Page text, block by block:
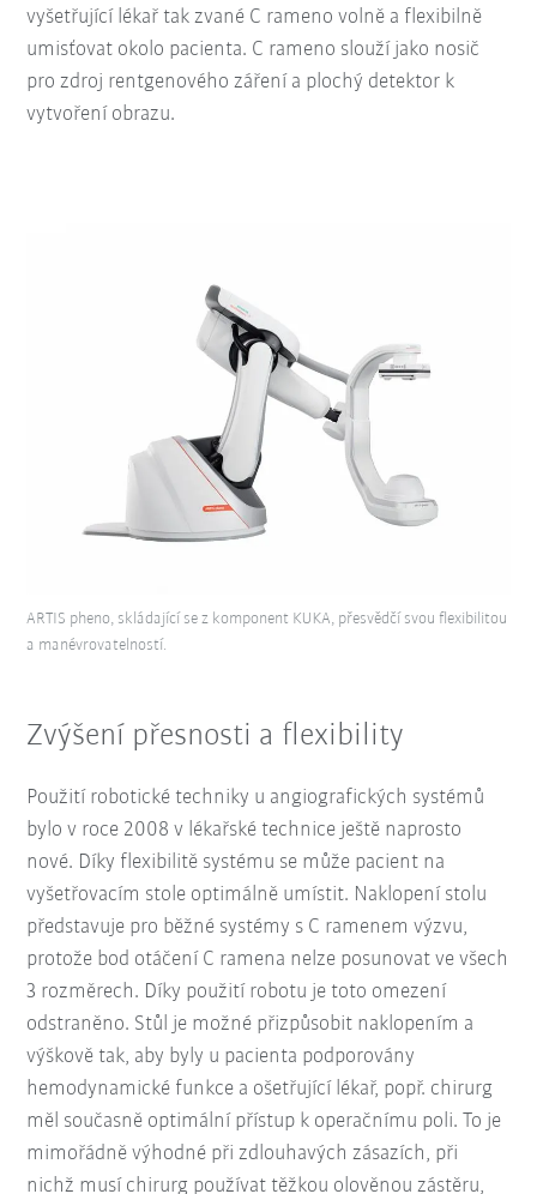
vyšetřující lékař tak zvané C rameno volně a flexibilně
umisťovat okolo pacienta. C rameno slouží jako nosič
pro zdroj rentgenového záření a plochý detektor k
vytvoření obrazu.
ARTIS pheno, skládající se z komponent KUKA, přesvědčí svou flexibilitou
a manévrovatelností.
Zvýšení přesnosti a flexibility
Použití robotické techniky u angiografických systémů
bylo v roce 2008 v lékařské technice ještě naprosto
nové. Díky flexibilitě systému se může pacient na
vyšetřovacím stole optimálně umístit. Naklopení stolu
představuje pro běžné systémy s C ramenem výzvu,
protože bod otáčení C ramena nelze posunovat ve všech
3 rozměrech. Díky použití robotu je toto omezení
odstraněno. Stůl je možné přizpůsobit naklopením a
výškově tak, aby byly u pacienta podporovány
hemodynamické funkce a ošetřující lékař, popř. chirurg
měl současně optimální přístup k operačnímu poli. To je
mimořádně výhodné při zdlouhavých zásazích, při
nichž musí chirurg používat těžkou olověnou zástěru,